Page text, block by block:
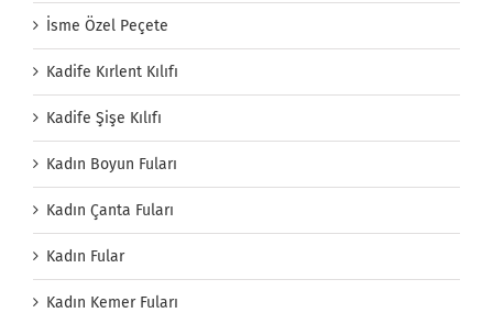
İsme Özel Peçete
Kadife Kırlent Kılıfı
Kadife Şişe Kılıfı
Kadın Boyun Fuları
Kadın Çanta Fuları
Kadın Fular
Kadın Kemer Fuları